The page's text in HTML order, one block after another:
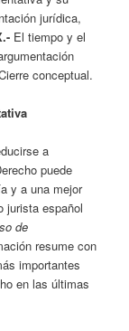
jurídica,
El tiempo y el
conceptual.
a
puede
y a una mejor
jurista español
de
resume con
importantes
en las últimas